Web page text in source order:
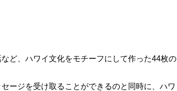
ど、ハワイ文化をモチーフにして作った44枚の
ージを受け取ることができるのと同時に、ハワ